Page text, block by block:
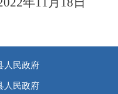
人民政府
人民政府